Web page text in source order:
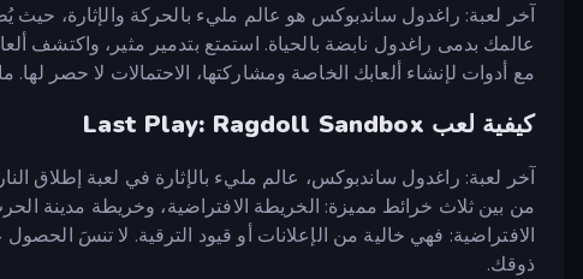
آخر لعبة: راغدول ساندبوكس هو عالم مليء بالحركة والإثارة، حيث
عالمك بدمى راغدول نابضة بالحياة. استمتع بتدمير مثير، واكتشف
مع أدوات لإنشاء ألعابك الخاصة ومشاركتها، الاحتمالات لا حصر لها.
كيفية لعب Last Play: Ragdoll Sandbox
آخر لعبة: راغدول ساندبوكس، عالم مليء بالإثارة في لعبة إطلاق
من بين ثلاث خرائط مميزة: الخريطة الافتراضية، وخريطة مدينة
الافتراضية: فهي خالية من الإعلانات أو قيود الترقية. لا تنسَ
ذوقك.